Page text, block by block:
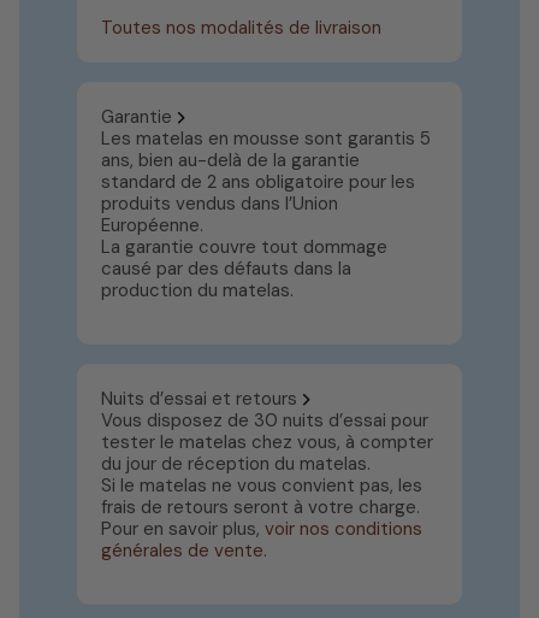
Toutes nos modalités de livraison
Garantie
Les matelas en mousse sont garantis 5
ans, bien au-delà de la garantie
standard de 2 ans obligatoire pour les
produits vendus dans l’Union
Européenne.
La garantie couvre tout dommage
causé par des défauts dans la
production du matelas.
Nuits d’essai et retours
Vous disposez de 30 nuits d’essai pour
tester le matelas chez vous, à compter
du jour de réception du matelas.
Si le matelas ne vous convient pas, les
frais de retours seront à votre charge.
Pour en savoir plus, voir nos conditions
générales de vente.